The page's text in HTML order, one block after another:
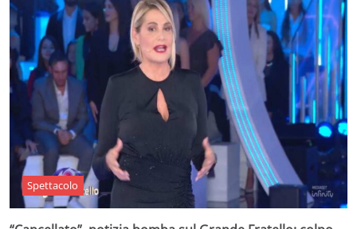
Spettacolo